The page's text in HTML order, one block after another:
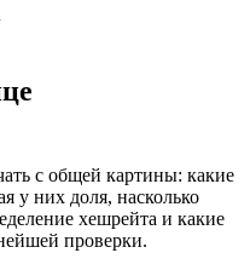
с общей картины: какие
у них доля, насколько
хешрейта и какие
проверки.